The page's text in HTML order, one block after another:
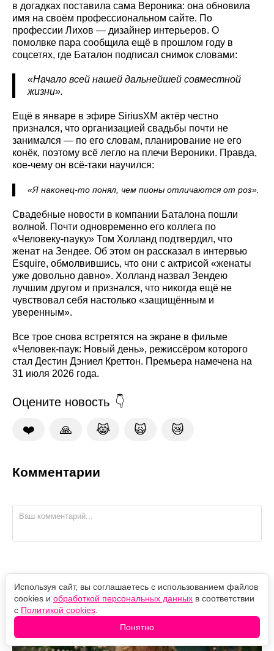
в догадках поставила сама Вероника: она обновила
имя на своём профессиональном сайте. По
профессии Лихов — дизайнер интерьеров. О
помолвке пара сообщила ещё в прошлом году в
соцсетях, где Баталон подписал снимок словами:
«Начало всей нашей дальнейшей совместной
жизни».
Ещё в январе в эфире SiriusXM актёр честно
признался, что организацией свадьбы почти не
занимался — по его словам, планирование не его
конёк, поэтому всё легло на плечи Вероники. Правда,
кое-чему он всё-таки научился:
«Я наконец-то понял, чем пионы отличаются от роз».
Свадебные новости в компании Баталона пошли
волной. Почти одновременно его коллега по
«Человеку-пауку» Том Холланд подтвердил, что
женат на Зендее. Об этом он рассказал в интервью
Esquire, обмолвившись, что они с актрисой «женаты
уже довольно давно». Холланд назвал Зендею
лучшим другом и признался, что никогда ещё не
чувствовал себя настолько «защищённым и
уверенным».
Все трое снова встретятся на экране в фильме
«Человек-паук: Новый день», режиссёром которого
стал Дестин Дэниел Креттон. Премьера намечена на
31 июля 2026 года.
Оцените новость
❤️ 🙏 😹 🙀 😿
Комментарии
дом после съёмок
Используя сайт, вы соглашаетесь с использованием файлов
cookies и обработкой персональных данных в соответствии
с Политикой cookies
Понятно